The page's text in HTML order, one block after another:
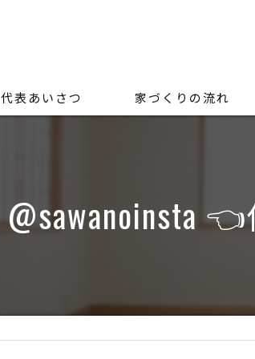
代表あいさつ 家づくりの流れ
@sawanoinsta